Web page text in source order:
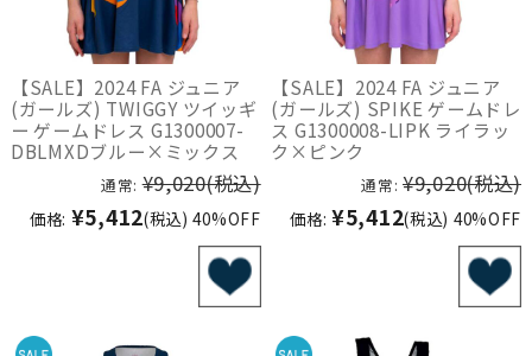
【SALE】2024 FA ジュニア
(ガールズ) TWIGGY ツイッギ
ー ゲームドレス G1300007-
DBLMXDブルー×ミックス
通常: ¥9,020(税込)
価格: ¥5,412(税込) 40%OFF
【SALE】2024 FA ジュニア
(ガールズ) SPIKE ゲームドレ
ス G1300008-LIPK ライラッ
ク×ピンク
通常: ¥9,020(税込)
価格: ¥5,412(税込) 40%OFF